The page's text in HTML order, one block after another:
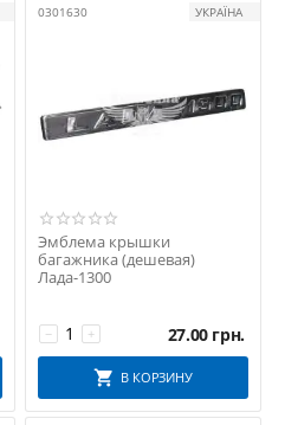
0301630 УКРАЇНА
Эмблема крышки
багажника (дешевая)
Лада-1300
+
− 27.00 грн.
В КОРЗИНУ